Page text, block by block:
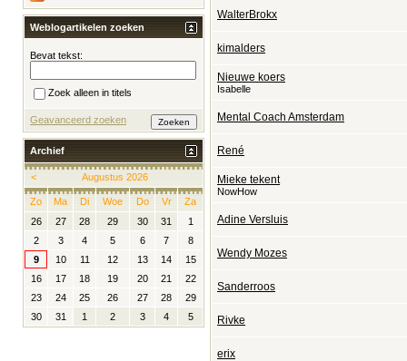
WalterBrokx
kimalders
Nieuwe koers
Isabelle
Mental Coach Amsterdam
René
Mieke tekent
NowHow
Adine Versluis
Wendy Mozes
Sanderroos
Rivke
erix
Weblogartikelen zoeken
Bevat tekst:
Zoek alleen in titels
Geavanceerd zoeken
Archief
< Augustus 2026
Zo Ma Di Woe Do Vr
Za
26
27 28 29 30 31
1
2
3 4 5 6 7
8
9
10 11 12 13 14
15
16
17 18 19 20 21
22
23
24 25 26 27 28
29
30
31 1 2 3 4 5